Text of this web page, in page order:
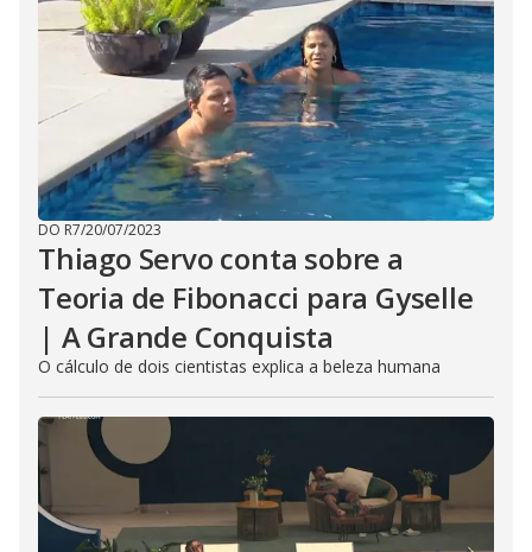
DO R7/20/07/2023
Thiago Servo conta sobre a
Teoria de Fibonacci para Gyselle
| A Grande Conquista
O cálculo de dois cientistas explica a beleza humana